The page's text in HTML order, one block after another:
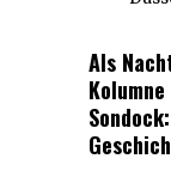
Als